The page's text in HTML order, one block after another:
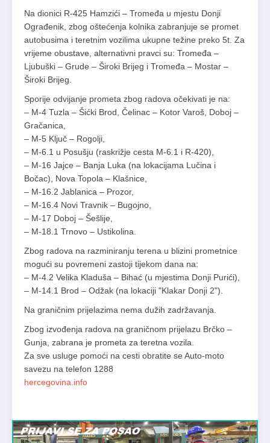
Na dionici R-425 Hamzići – Tromeđa u mjestu Donji
Ograđenik, zbog oštećenja kolnika zabranjuje se promet
autobusima i teretnim vozilima ukupne težine preko 5t. Za
vrijeme obustave, alternativni pravci su: Tromeđa –
Ljubuški – Grude – Široki Brijeg i Tromeđa – Mostar –
Široki Brijeg.
Sporije odvijanje prometa zbog radova očekivati je na:
– M-4 Tuzla – Šićki Brod, Čelinac – Kotor Varoš, Doboj –
Gračanica,
– M-5 Ključ – Rogolji,
– M-6.1 u Posušju (raskrižje cesta M-6.1 i R-420),
– M-16 Jajce – Banja Luka (na lokacijama Lučina i
Bočac), Nova Topola – Klašnice,
– M-16.2 Jablanica – Prozor,
– M-16.4 Novi Travnik – Bugojno,
– M-17 Doboj – Šešlije,
– M-18.1 Trnovo – Ustikolina.
Zbog radova na razminiranju terena u blizini prometnice
mogući su povremeni zastoji tijekom dana na:
– M-4.2 Velika Kladuša – Bihać (u mjestima Donji Purići),
– M-14.1 Brod – Odžak (na lokaciji "Klakar Donji 2").
Na graničnim prijelazima nema dužih zadržavanja.
Zbog izvođenja radova na graničnom prijelazu Brčko –
Gunja, zabrana je prometa za teretna vozila.
Za sve usluge pomoći na cesti obratite se Auto-moto
savezu na telefon 1288
hercegovina.info